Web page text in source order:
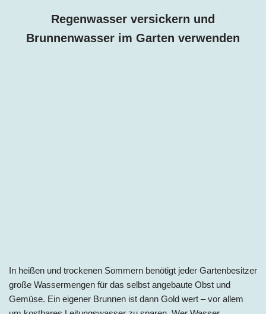
Regenwasser versickern und
Brunnenwasser im Garten verwenden
In heißen und trockenen Sommern benötigt jeder Gartenbesitzer
große Wassermengen für das selbst angebaute Obst und
Gemüse. Ein eigener Brunnen ist dann Gold wert – vor allem